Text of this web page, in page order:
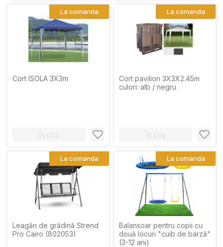
Cort ISOLA 3X3m
În coș
La comanda
Cort pavilion 3X3X2.45m
culori: alb / negru
În coș
La comanda
Leagăn de grădină Strend
Pro Cairo (802053)
La comanda
Balansoar pentru copii cu
două locuri "cuib de barză"
(3-12 ani)
La comanda